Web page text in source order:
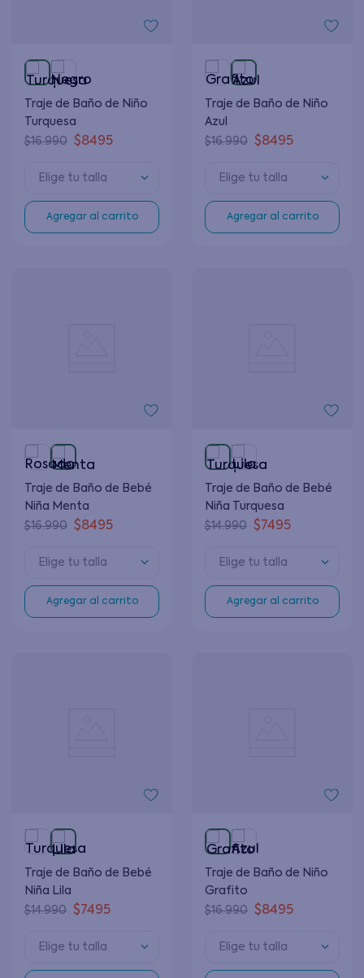
Traje de Baño de Niño
Turquesa
$16.990 $8495
Elige tu talla
Agregar al carrito
Traje de Baño de Niño
Azul
$16.990 $8495
Elige tu talla
Agregar al carrito
Traje de Baño de Bebé
Niña Menta
$16.990 $8495
Elige tu talla
Agregar al carrito
Traje de Baño de Bebé
Niña Turquesa
$14.990 $7495
Elige tu talla
Agregar al carrito
Traje de Baño de Bebé
Niña Lila
$14.990 $7495
Elige tu talla
Traje de Baño de Niño
Grafito
$16.990 $8495
Elige tu talla